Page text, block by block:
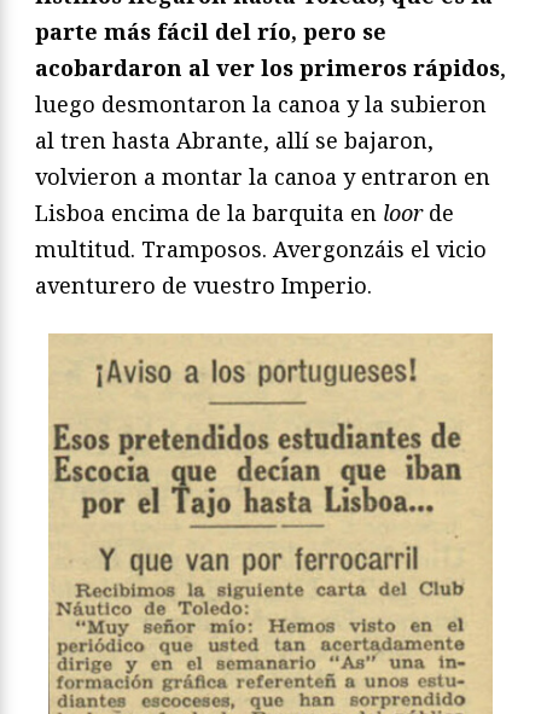
parte más fácil del río, pero se
acobardaron al ver los primeros rápidos,
luego desmontaron la canoa y la subieron
al tren hasta Abrante, allí se bajaron,
volvieron a montar la canoa y entraron en
Lisboa encima de la barquita en loorde
multitud. Tramposos. Avergonzáis el vicio
aventurero de vuestro Imperio.